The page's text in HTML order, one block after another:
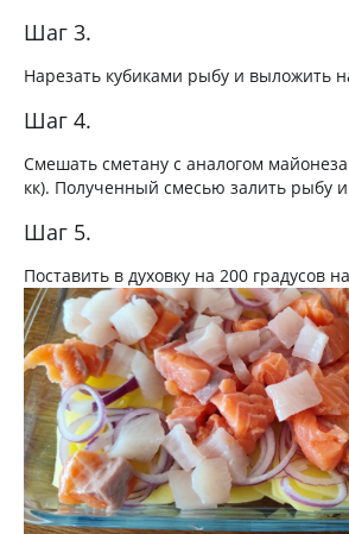
Шаг 3.
Нарезать кубиками рыбу и выложить
Шаг 4.
Смешать сметану с аналогом
кк). Полученный смесью залить рыбу
Шаг 5.
Поставить в духовку на 200 градусов